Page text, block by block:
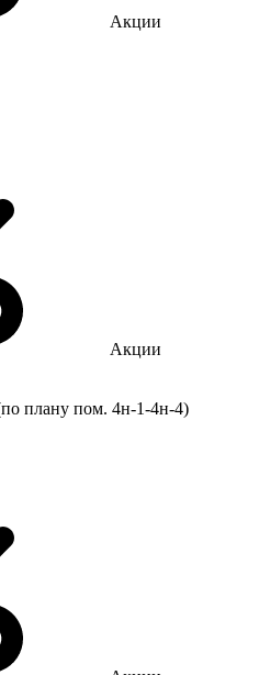
Акции
Акции
плану пом. 4н-1-4н-4)